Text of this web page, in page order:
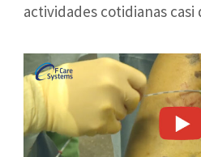
actividades cotidianas